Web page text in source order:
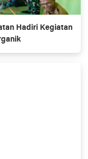
Hadiri Kegiatan